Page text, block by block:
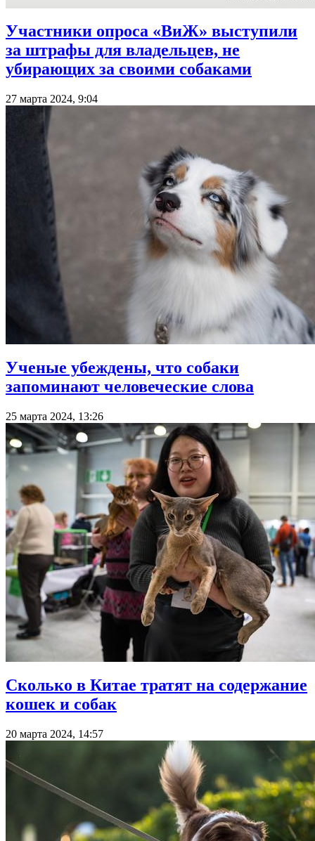
Участники опроса «ВиЖ» выступили
за штрафы для владельцев, не
убирающих за своими собаками
27 марта 2024, 9:04
Ученые убеждены, что собаки
запоминают человеческие слова
25 марта 2024, 13:26
Сколько в Китае тратят на содержание
кошек и собак
20 марта 2024, 14:57